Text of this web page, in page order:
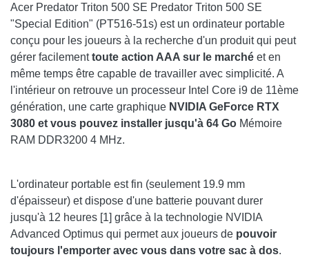
Acer Predator Triton 500 SE Predator Triton 500 SE
"Special Edition" (PT516-51s) est un ordinateur portable
conçu pour les joueurs à la recherche d'un produit qui peut
gérer facilementtoute action AAA sur le marché et en
même temps être capable de travailler avec simplicité. A
l'intérieur on retrouve un processeur Intel Core i9 de 11ème
génération, une carte graphique NVIDIA GeForce RTX
3080 et vous pouvez installer jusqu'à 64 Go Mémoire
RAM DDR3200 4 MHz.
L'ordinateur portable est fin (seulement 19.9 mm
d'épaisseur) et dispose d'une batterie pouvant durer
jusqu'à 12 heures [1] grâce à la technologie NVIDIA
Advanced Optimus qui permet aux joueurs de pouvoir
toujours l'emporter avec vous dans votre sac à dos.